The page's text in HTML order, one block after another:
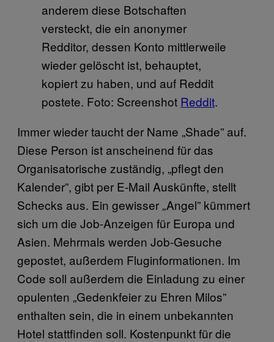
anderem diese Botschaften
versteckt, die ein anonymer
Redditor, dessen Konto mittlerweile
wieder gelöscht ist, behauptet,
kopiert zu haben, und auf Reddit
postete. Foto: Screenshot Reddit.
Immer wieder taucht der Name „Shade” auf.
Diese Person ist anscheinend für das
Organisatorische zuständig, „pflegt den
Kalender”, gibt per E-Mail Auskünfte, stellt
Schecks aus. Ein gewisser „Angel” kümmert
sich um die Job-Anzeigen für Europa und
Asien. Mehrmals werden Job-Gesuche
gepostet, außerdem Fluginformationen. Im
Code soll außerdem die Einladung zu einer
opulenten „Gedenkfeier zu Ehren Milos”
enthalten sein, die in einem unbekannten
Hotel stattfinden soll. Kostenpunkt für die